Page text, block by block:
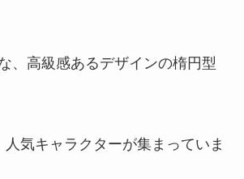
、高級感あるデザインの楕円型
気キャラクターが集まっていま